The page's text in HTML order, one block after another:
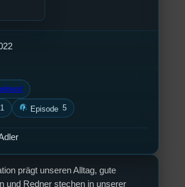
prägt unseren Alltag, gute
und Redner stechen in unserer
1 podcasts Episode 5